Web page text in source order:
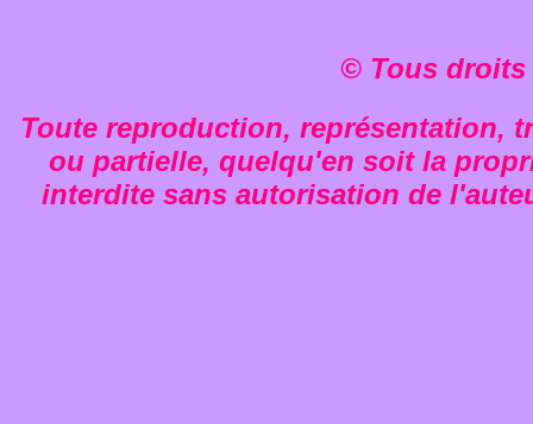
© Tous droits
Toute reproduction, représentation,
ou partielle, quelqu'en soit la
interdite sans autorisation de